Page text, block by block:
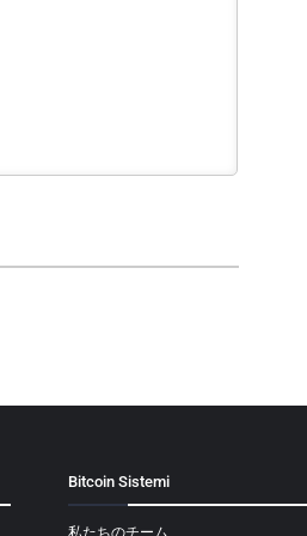
Bitcoin Sistemi
私たちのチーム